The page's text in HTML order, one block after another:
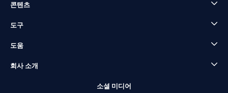
콘텐츠
도구
도움
회사 소개
소셜 미디어